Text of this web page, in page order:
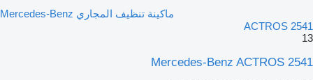
ماكينة تنظيف المجاري Mercedes-Benz
ACTROS 2541
13
Mercedes-Benz ACTROS 2541